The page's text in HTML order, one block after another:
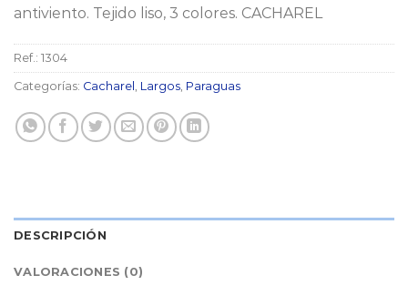
antiviento. Tejido liso, 3 colores. CACHAREL
Ref.: 1304
Categorías: Cacharel Largos Paraguas
DESCRIPCIÓN
VALORACIONES (0)